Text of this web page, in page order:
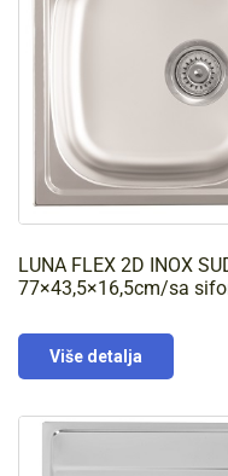
LUNA FLEX 2D INOX
77×43,5×16,5cm/sa
Više detalja